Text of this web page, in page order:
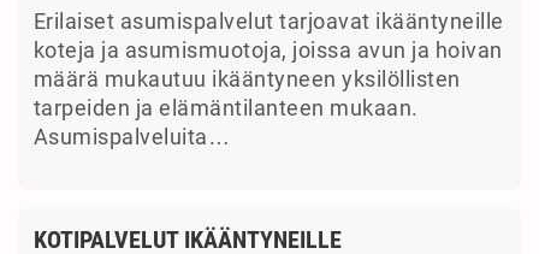
Erilaiset asumispalvelut tarjoavat ikääntyneille
koteja ja asumismuotoja, joissa avun ja hoivan
määrä mukautuu ikääntyneen yksilöllisten
tarpeiden ja elämäntilanteen mukaan.
Asumispalveluita…
KOTIPALVELUT IKÄÄNTYNEILLE